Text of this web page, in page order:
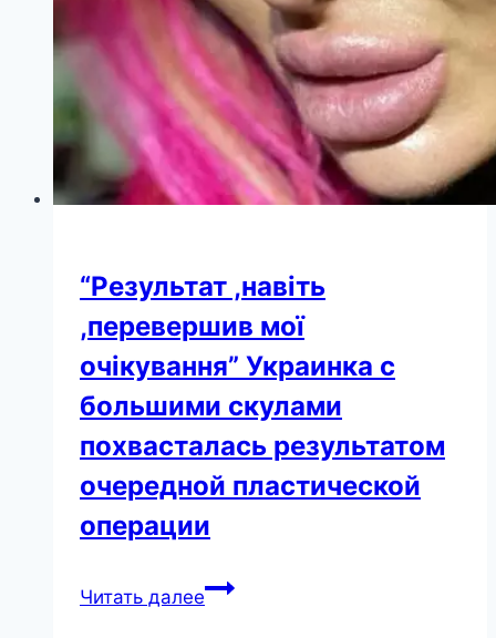
“Результат ,навіть
,перевершив мої
очікування” Украинка с
большими скулами
похвасталась результатом
очередной пластической
операции
Читать далее“Результат